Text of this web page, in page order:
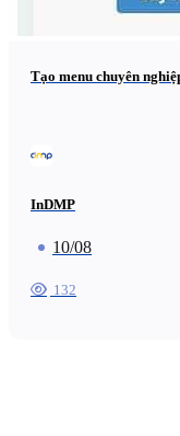
Tạo menu chuyên
InDMP
10/08
132